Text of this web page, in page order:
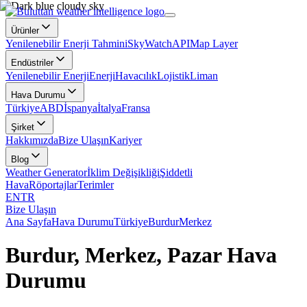
Ürünler
Yenilenebilir Enerji TahminiSkyWatchAPIMap Layer
Endüstriler
Yenilenebilir EnerjiEnerjiHavacılıkLojistikLiman
Hava Durumu
TürkiyeABDİspanyaİtalyaFransa
Şirket
HakkımızdaBize UlaşınKariyer
Blog
Weather Generatorİklim DeğişikliğiŞiddetli
HavaRöportajlarTerimler
ENTR
Bize Ulaşın
Ana SayfaHava DurumuTürkiyeBurdurMerkez
Burdur, Merkez, Pazar Hava
Durumu